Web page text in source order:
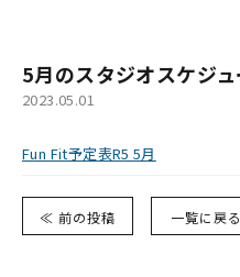
5月のスタジオスケジ
2023.05.01
Fun Fit予定表R5 5月
≪ 前の投稿 一覧に戻る